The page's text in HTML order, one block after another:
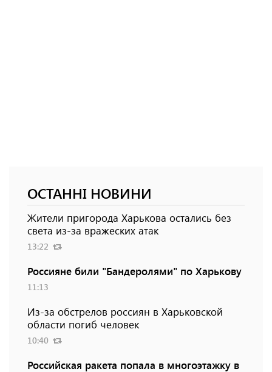
ОСТАННІ НОВИНИ
Жители пригорода Харькова остались без
света из-за вражеских атак
13:22
Россияне били "Бандеролями" по Харькову
11:13
Из-за обстрелов россиян в Харьковской
области погиб человек
10:40
Российская ракета попала в многоэтажку в